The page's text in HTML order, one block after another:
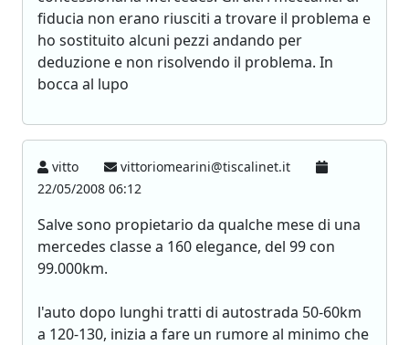
fiducia non erano riusciti a trovare il problema e
ho sostituito alcuni pezzi andando per
deduzione e non risolvendo il problema. In
bocca al lupo
vitto
vittoriomearini@tiscalinet.it
22/05/2008 06:12
Salve sono propietario da qualche mese di una
mercedes classe a 160 elegance, del 99 con
99.000km.
l'auto dopo lunghi tratti di autostrada 50-60km
a 120-130, inizia a fare un rumore al minimo che